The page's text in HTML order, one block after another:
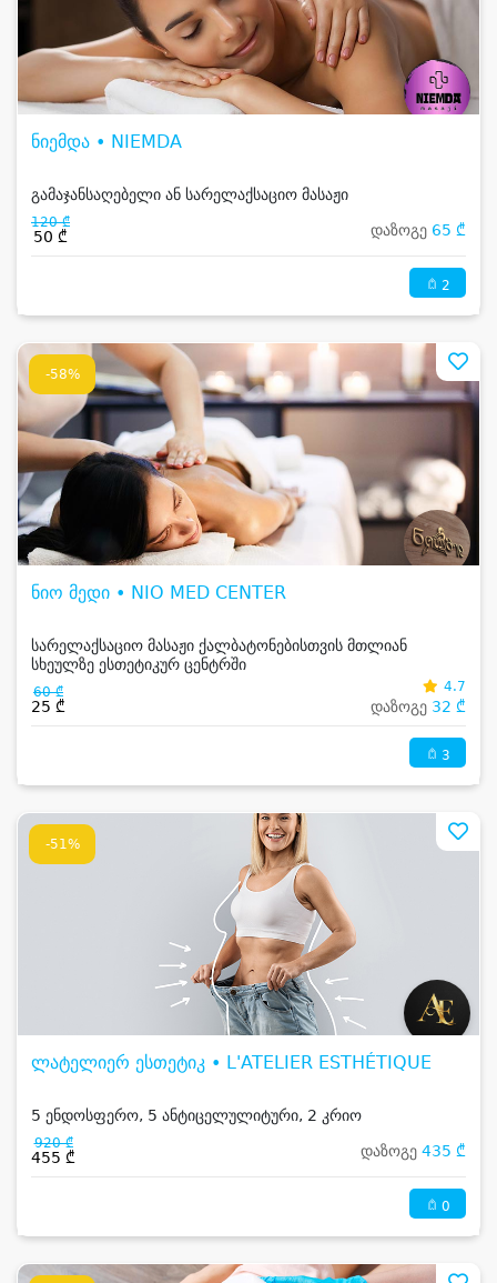
ნიემდა • NIEMDA
გამაჯანსაღებელი ან სარელაქსაციო მასაჟი
120 ₾
50 ₾ დაზოგე 65 ₾
2
-58%
ნიო მედი • NIO MED CENTER
სარელაქსაციო მასაჟი ქალბატონებისთვის მთლიან
სხეულზე ესთეტიკურ ცენტრში
60 ₾
25 ₾
4.7
დაზოგე 32 ₾
3
-51%
ლატელიერ ესთეტიკ • L'ATELIER ESTHÉTIQUE
5 ენდოსფერო, 5 ანტიცელულიტური, 2 კრიო
920 ₾
455 ₾ დაზოგე 435 ₾
0